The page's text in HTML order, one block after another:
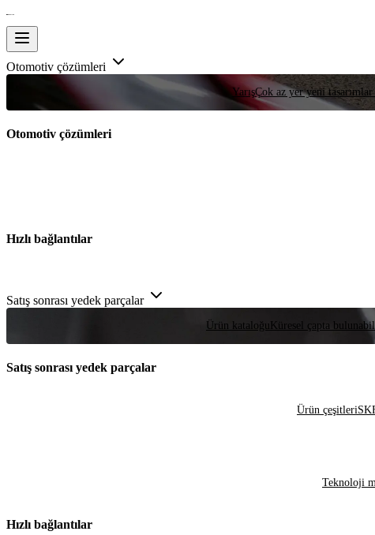
Otomotiv çözümleri
YarışÇok az yer yeni
Otomotiv çözümleri
Hızlı bağlantılar
Satış sonrası yedek parçalar
Ürün kataloğu Küresel çapta
Satış sonrası yedek parçalar
Ürün çeşitleri
Teknoloji
Hızlı bağlantılar